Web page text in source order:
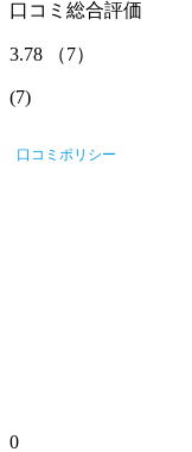
口コミ総合評価
3.78 （7）
(7)
口コミポリシー
0